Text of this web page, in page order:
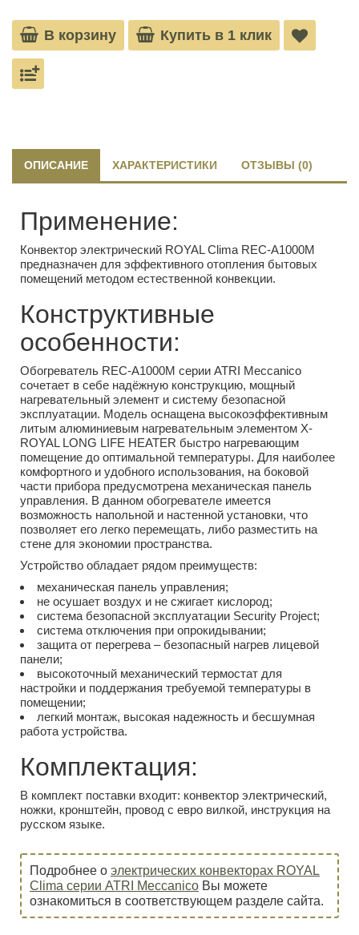
В корзину Купить в 1 клик
ОПИСАНИЕ ХАРАКТЕРИСТИКИ ОТЗЫВЫ (0)
Применение:
Конвектор электрический ROYAL Clima REC-A1000M
предназначен для эффективного отопления бытовых
помещений методом естественной конвекции.
Конструктивные
особенности:
Обогреватель REC-A1000M серии ATRI Meccanico
сочетает в себе надёжную конструкцию, мощный
нагревательный элемент и систему безопасной
эксплуатации. Модель оснащена высокоэффективным
литым алюминиевым нагревательным элементом X-
ROYAL LONG LIFE HEATER быстро нагревающим
помещение до оптимальной температуры. Для наиболее
комфортного и удобного использования, на боковой
части прибора предусмотрена механическая панель
управления. В данном обогревателе имеется
возможность напольной и настенной установки, что
позволяет его легко перемещать, либо разместить на
стене для экономии пространства.
Устройство обладает рядом преимуществ:
механическая панель управления;
не осушает воздух и не сжигает кислород;
система безопасной эксплуатации Security Project;
система отключения при опрокидывании;
защита от перегрева – безопасный нагрев лицевой
панели;
высокоточный механический термостат для
настройки и поддержания требуемой температуры в
помещении;
легкий монтаж, высокая надежность и бесшумная
работа устройства.
Комплектация:
В комплект поставки входит: конвектор электрический,
ножки, кронштейн, провод с евро вилкой, инструкция на
русском языке.
Подробнее о электрических конвекторах ROYAL
Clima серии ATRI Meccanico Вы можете
ознакомиться в соответствующем разделе сайта.